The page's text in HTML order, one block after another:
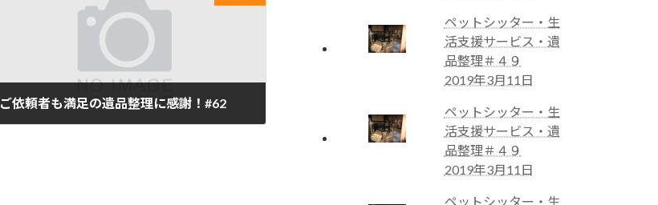
ご依頼者も満足の遺品整理に感謝！#62
ペットシッター・生
活支援サービス・遺
品整理＃４９
2019年3月11日
ペットシッター・生
活支援サービス・遺
品整理＃４９
2019年3月11日
ペットシッター・生